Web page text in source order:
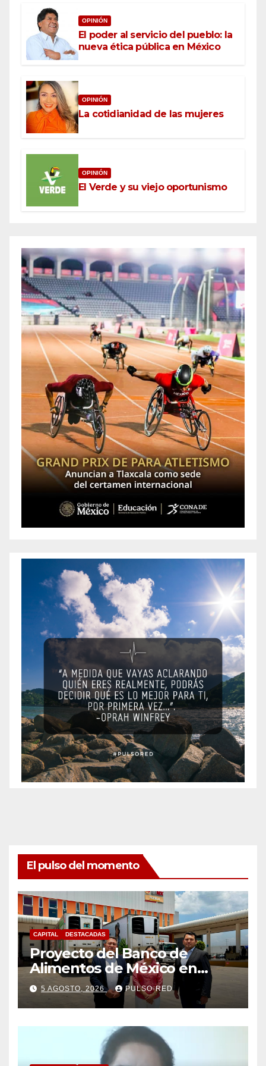
OPINIÓN
El poder al servicio del pueblo: la
nueva ética pública en México
OPINIÓN
La cotidianidad de las mujeres
OPINIÓN
El Verde y su viejo oportunismo
El pulso del momento
CAPITAL DESTACADAS
Proyecto del Banco de
Alimentos de México en
Tlaxcala avanza con trabajo
coordinado
5 AGOSTO, 2026 PULSO-RED